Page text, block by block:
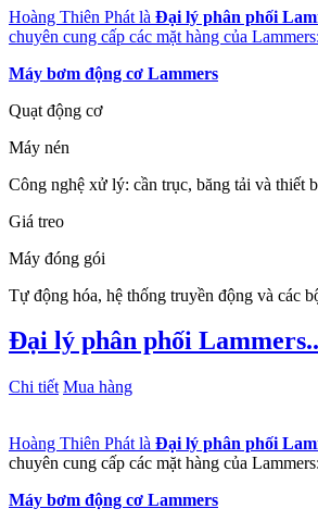
Hoàng Thiên Phát là Đại lý phân phối
chuyên cung cấp các mặt hàng của Lammers:
Máy bơm động cơ Lammers
Quạt động cơ
Máy nén
Công nghệ xử lý: cần trục, băng tải và thiết
Giá treo
Máy đóng gói
Tự động hóa, hệ thống truyền động và các
Đại lý phân phối
Chi tiết Mua hàng
Hoàng Thiên Phát là Đại lý phân phối
chuyên cung cấp các mặt hàng của Lammers:
Máy bơm động cơ Lammers